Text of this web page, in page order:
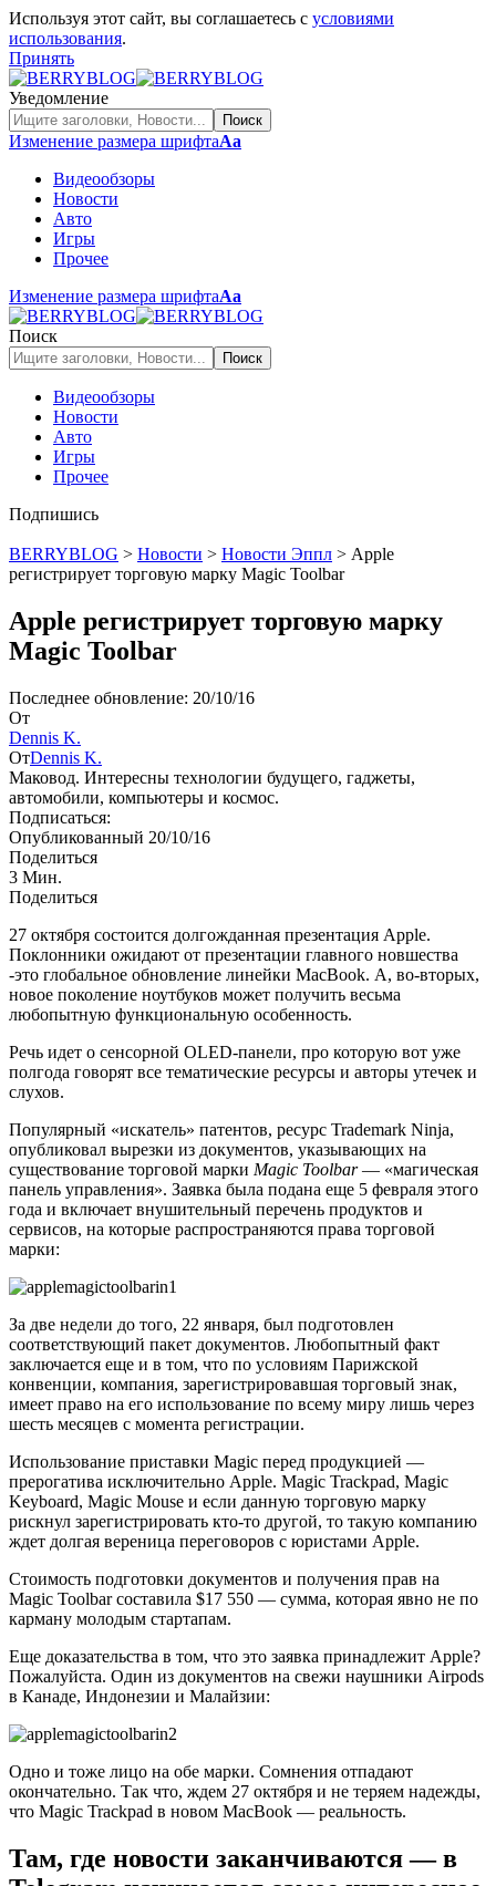
Используя этот сайт, вы соглашаетесь с условиями
использования.
Принять
Уведомление
Изменение размера шрифтаАа
Видеообзоры
Новости
Авто
Игры
Прочее
Изменение размера шрифтаАа
Поиск
Видеообзоры
Новости
Авто
Игры
Прочее
Подпишись
BERRYBLOG > Новости > Новости Эппл > Apple
регистрирует торговую марку Magic Toolbar
Apple регистрирует торговую марку
Magic Toolbar
Последнее обновление: 20/10/16
От
Dennis K.
ОтDennis K.
Маковод. Интересны технологии будущего, гаджеты,
автомобили, компьютеры и космос.
Подписаться:
Опубликованный 20/10/16
Поделиться
3 Мин.
Поделиться
27 октября состоится долгожданная презентация Apple.
Поклонники ожидают от презентации главного новшества
-это глобальное обновление линейки MacBook. А, во-вторых,
новое поколение ноутбуков может получить весьма
любопытную функциональную особенность.
Речь идет о сенсорной OLED-панели, про которую вот уже
полгода говорят все тематические ресурсы и авторы утечек и
слухов.
Популярный «искатель» патентов, ресурс Trademark Ninja,
опубликовал вырезки из документов, указывающих на
существование торговой марки Magic Toolbar— «магическая
панель управления». Заявка была подана еще 5 февраля этого
года и включает внушительный перечень продуктов и
сервисов, на которые распространяются права торговой
марки:
За две недели до того, 22 января, был подготовлен
соответствующий пакет документов. Любопытный факт
заключается еще и в том, что по условиям Парижской
конвенции, компания, зарегистрировавшая торговый знак,
имеет право на его использование по всему миру лишь через
шесть месяцев с момента регистрации.
Использование приставки Magic перед продукцией —
прерогатива исключительно Apple. Magic Trackpad, Magic
Keyboard, Magic Mouse и если данную торговую марку
рискнул зарегистрировать кто-то другой, то такую компанию
ждет долгая вереница переговоров с юристами Apple.
Стоимость подготовки документов и получения прав на
Magic Toolbar составила $17 550 — сумма, которая явно не по
карману молодым стартапам.
Еще доказательства в том, что это заявка принадлежит Apple?
Пожалуйста. Один из документов на свежи наушники Airpods
в Канаде, Индонезии и Малайзии:
Одно и тоже лицо на обе марки. Сомнения отпадают
окончательно. Так что, ждем 27 октября и не теряем надежды,
что Magic Trackpad в новом MacBook — реальность.
Там, где новости заканчиваются — в